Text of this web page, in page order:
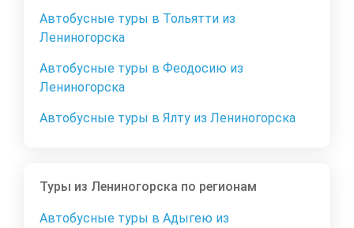
Автобусные туры в Тольятти из
Лениногорска
Автобусные туры в Феодосию из
Лениногорска
Автобусные туры в Ялту из Лениногорска
Туры из Лениногорска по регионам
Автобусные туры в Адыгею из